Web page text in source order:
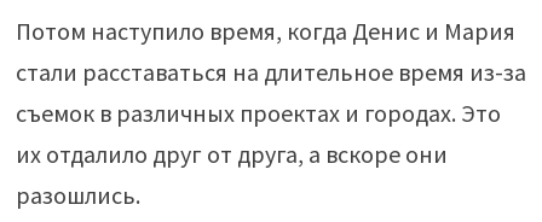
Потом наступило время, когда Денис и Мария
стали расставаться на длительное время из-за
съемок в различных проектах и городах. Это
их отдалило друг от друга, а вскоре они
разошлись.